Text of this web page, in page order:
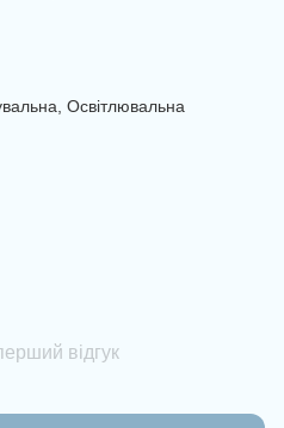
Освітлювальна
відгук